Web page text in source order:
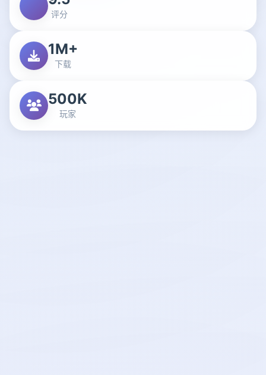
评分
1M+
下载
500K
玩家